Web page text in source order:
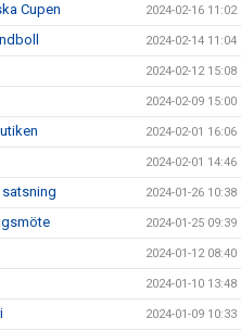
Cupen 2024-02-16 11:02
2024-02-14 11:04
2024-02-12 15:08
2024-02-09 15:00
2024-02-01 16:06
2024-02-01 14:46
satsning 2024-01-26 10:38
2024-01-25 09:39
2024-01-12 08:40
2024-01-10 13:48
2024-01-09 10:33